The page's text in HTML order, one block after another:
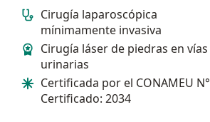
Cirugía laparoscópica
mínimamente invasiva
Cirugía láser de piedras en vías
urinarias
Certificada por el CONAMEU N°
Certificado: 2034